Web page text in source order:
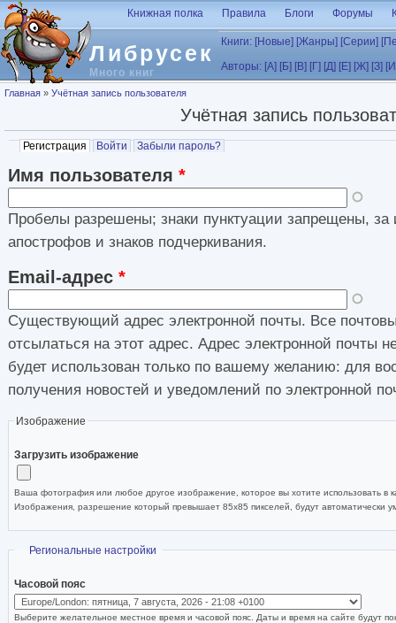
Перейти к основному содержанию
Либрусек
Много книг
Книжная полка Правила Блоги Форумы
Книги: [Новые] [Жанры] [Серии]
Авторы: [А] [Б] [В] [Г] [Д] [Е] [Ж] [З]
Вы здесь
Главная » Учётная запись пользователя
Учётная запись
Главные вкладки
Регистрация (активная вкладка)
Войти Забыли пароль?
Имя пользователя *
Пробелы разрешены; знаки пунктуации запрещены, за
апострофов и знаков подчеркивания.
Email-адрес *
Существующий адрес электронной почты. Все
отсылаться на этот адрес. Адрес электронной почты
будет использован только по вашему желанию: для
получения новостей и уведомлений по электронной
Изображение
Загрузить изображение
Ваша фотография или любое другое изображение, которое вы хотите использовать в
Изображения, разрешение который превышает 85x85 пикселей, будут автоматически
Скрыть
Региональные настройки
Часовой пояс
Выберите желательное местное время и часовой пояс. Даты и время на сайте будут